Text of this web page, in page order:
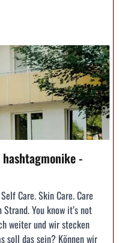
hashtagmonike -
Care. Skin Care. Care
You know it’s not
weiter und wir stecken
soll das sein? Können wir